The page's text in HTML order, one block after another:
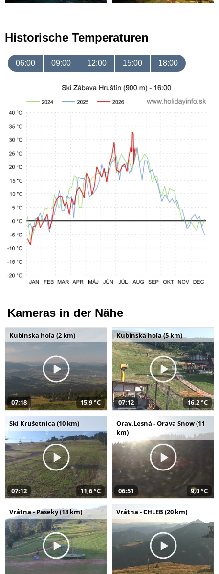
Historische Temperaturen
06:00 09:00 12:00 15:00 18:00
Kameras in der Nähe
Kubínska hoľa (2 km)
07:18 15,9 °C
Kubínska hoľa (5 km)
07:12 16,2 °C
Ski Krušetnica (10 km)
07:12 11,6 °C
Orav.Lesná - Orava Snow (11
km)
06:51 9,0 °C
Vrátna - Paseky (18 km) Vrátna - CHLEB (20 km)